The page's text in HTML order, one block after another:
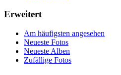
Erweitert
Am häufigsten angesehen
Neueste Fotos
Neueste Alben
Zufällige Fotos